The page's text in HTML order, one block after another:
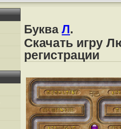
Буква Л.
Скачать игру
регистрации